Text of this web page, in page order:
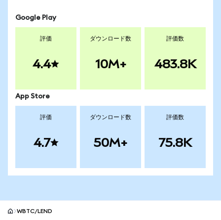
Google Play
評価
4.4
ダウンロード数
10M+
評価数
483.8K
App Store
評価
4.7
ダウンロード数
50M+
評価数
75.8K
WBTC/LEND